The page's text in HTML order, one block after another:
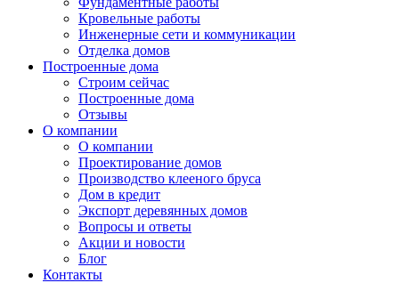
Кровельные работы
Инженерные сети и коммуникации
Отделка домов
Построенные дома
Строим сейчас
Построенные дома
Отзывы
О компании
О компании
Проектирование домов
Производство клееного бруса
Дом в кредит
Экспорт деревянных домов
Вопросы и ответы
Акции и новости
Блог
Контакты